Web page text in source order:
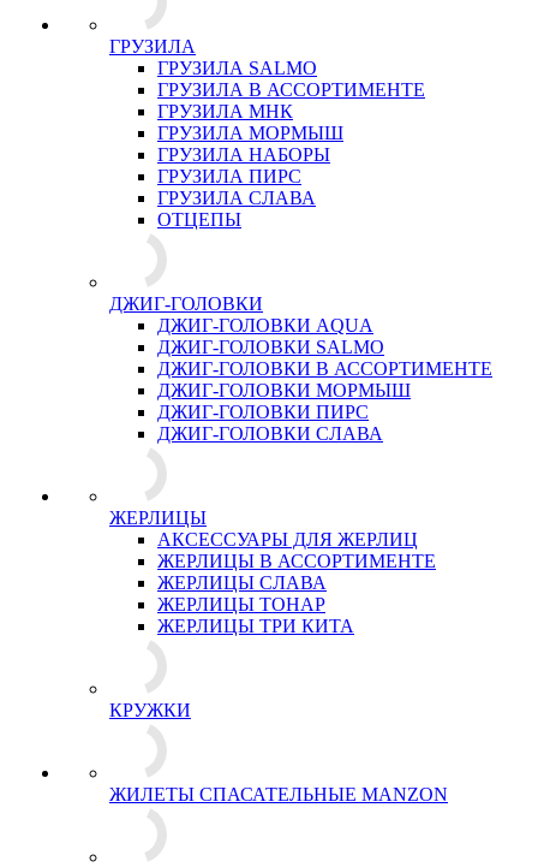
ГРУЗИЛА
ГРУЗИЛА SALMO
ГРУЗИЛА В АССОРТИМЕНТЕ
ГРУЗИЛА МНК
ГРУЗИЛА МОРМЫШ
ГРУЗИЛА НАБОРЫ
ГРУЗИЛА ПИРС
ГРУЗИЛА СЛАВА
ОТЦЕПЫ
ДЖИГ-ГОЛОВКИ
ДЖИГ-ГОЛОВКИ AQUA
ДЖИГ-ГОЛОВКИ SALMO
ДЖИГ-ГОЛОВКИ В АССОРТИМЕНТЕ
ДЖИГ-ГОЛОВКИ МОРМЫШ
ДЖИГ-ГОЛОВКИ ПИРС
ДЖИГ-ГОЛОВКИ СЛАВА
ЖЕРЛИЦЫ
АКСЕССУАРЫ ДЛЯ ЖЕРЛИЦ
ЖЕРЛИЦЫ В АССОРТИМЕНТЕ
ЖЕРЛИЦЫ СЛАВА
ЖЕРЛИЦЫ ТОНАР
ЖЕРЛИЦЫ ТРИ КИТА
КРУЖКИ
ЖИЛЕТЫ СПАСАТЕЛЬНЫЕ MANZON